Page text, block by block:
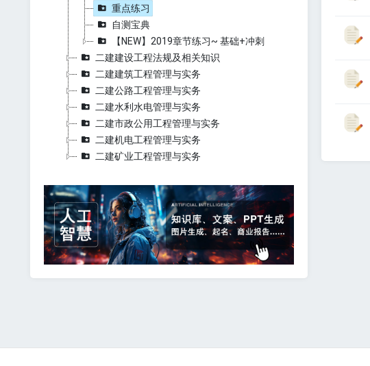
重点练习
自测宝典
【NEW】2019章节练习~ 基础+冲刺
二建建设工程法规及相关知识
二建建筑工程管理与实务
二建公路工程管理与实务
二建水利水电管理与实务
二建市政公用工程管理与实务
二建机电工程管理与实务
二建矿业工程管理与实务